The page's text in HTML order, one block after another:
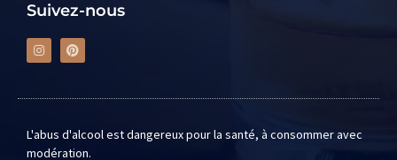
Suivez-nous
L'abus d'alcool est dangereux pour la santé, à consommer avec
modération.